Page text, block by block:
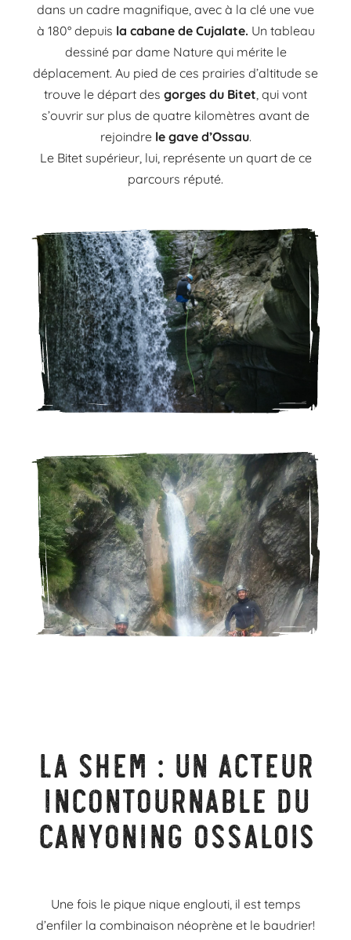
dans un cadre magnifique, avec à la clé une vue
à 180° depuis la cabane de Cujalate. Un tableau
dessiné par dame Nature qui mérite le
déplacement. Au pied de ces prairies d’altitude se
trouve le départ des gorges du Bitet , qui vont
s’ouvrir sur plus de quatre kilomètres avant de
rejoindre le gave d’Ossau.
Le Bitet supérieur, lui, représente un quart de ce
parcours réputé.
La SHEM : un acteur
incontournable du
canyoning Ossalois
Une fois le pique nique englouti, il est temps
d’enfiler la combinaison néoprène et le baudrier!